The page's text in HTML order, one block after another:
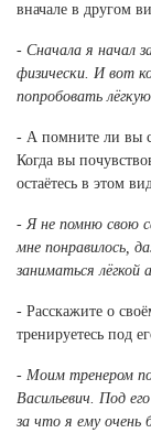
вначале в другом
- Сначала я начал
физически. И вот
попробовать
- А помните ли вы
Когда вы
остаётесь в этом
- Я не помню свою
мне понравилось,
заниматься лёгкой
- Расскажите о
тренируетесь под
- Моим тренером
Васильевич. Под
за что я ему очень